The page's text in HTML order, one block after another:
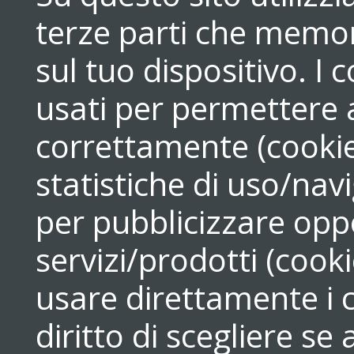
terze parti che
sul tuo dispositivo. I
usati per permettere
correttamente
statistiche di uso/
per pubblicizzare
servizi/prodotti
usare direttamente i
diritto di scegliere se